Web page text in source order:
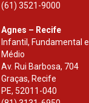
(61) 3521-9000
Agnes – Recife
Infantil, Fundamental e
Médio
Av. Rui Barbosa, 704
Graças, Recife
PE, 52011-040